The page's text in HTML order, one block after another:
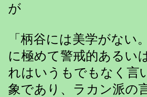
が
「柄谷には美学がない
に極めて警戒的あるい
れはいうもでもなく言
象であり、ラカン派の